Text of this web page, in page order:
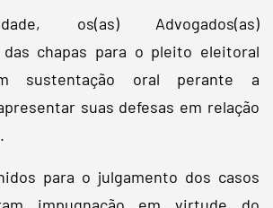
os(as) Advogados(as)
chapas para o pleito eleitoral
sustentação oral perante a
suas defesas em relação
para o julgamento dos casos